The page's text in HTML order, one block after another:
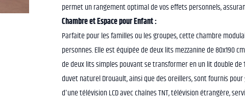
permet un rangement optimal de vos effets personnels,
Chambre et Espace pour Enfant:
Parfaite pour les familles ou les groupes, cette chambre
personnes. Elle est équipée de deux lits mezzanine de 80x190
de deux lits simples pouvant se transformer en un lit double de
duvet naturel Drouault, ainsi que des oreillers, sont fournis
d'une télévision LCD avec chaînes TNT, télévision étrangère,